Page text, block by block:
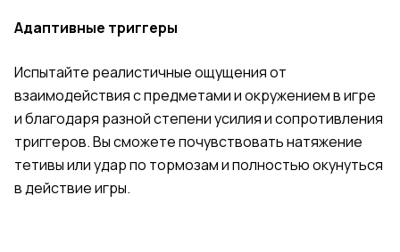
Адаптивные триггеры
Испытайте реалистичные ощущения от
взаимодействия с предметами и окружением в игре
и благодаря разной степени усилия и сопротивления
триггеров. Вы сможете почувствовать натяжение
тетивы или удар по тормозам и полностью окунуться
в действие игры.